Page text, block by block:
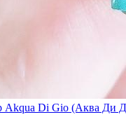
Akqua Di Gio (Аква Ди